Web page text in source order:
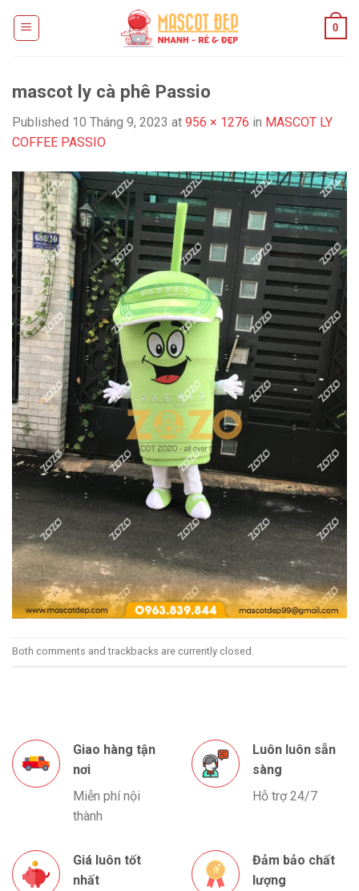
0
mascot ly cà phê Passio
Published 10 Tháng 9, 2023 at 956 × 1276 in MASCOT LY
COFFEE PASSIO
Both comments and trackbacks are currently closed.
Giao hàng tận
nơi
Miễn phí nội
thành
Luôn luôn sẵn
sàng
Hỗ trợ 24/7
Giá luôn tốt
nhất
Đảm bảo chất
lượng